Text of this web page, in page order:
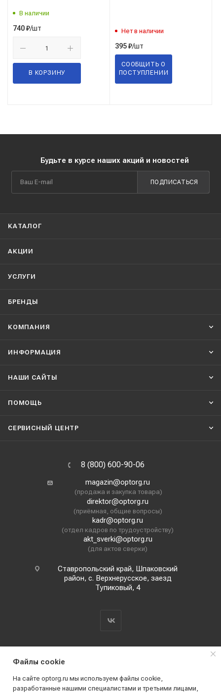
В наличии
740₽/шт
В КОРЗИНУ
Нет в наличии
395₽/шт
СООБЩИТЬ О
ПОСТУПЛЕНИИ
Будьте в курсе наших акций и новостей
ПОДПИСАТЬСЯ
КАТАЛОГ
АКЦИИ
УСЛУГИ
БРЕНДЫ
КОМПАНИЯ
ИНФОРМАЦИЯ
НАШИ CАЙТЫ
ПОМОЩЬ
СЕРВИСНЫЙ ЦЕНТР
8 (800) 600-90-06
magazin@optorg.ru
(продажа и закупка товара)
direktor@optorg.ru
(приёмная, общие вопросы)
kadr@optorg.ru
(отдел кадров по трудоустройству)
akt_sverki@optorg.ru
(для актов сверки)
Ставропольский край, Шпаковский
район, с. Верхнерусское, заезд
Тупиковый, 4
Файлы cookie
На сайте optorg.ru мы используем файлы cookie,
разработанные нашими специалистами и третьими лицами,